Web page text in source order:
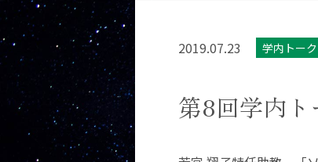
2019.07.23 学内トーク
第8回学内ト